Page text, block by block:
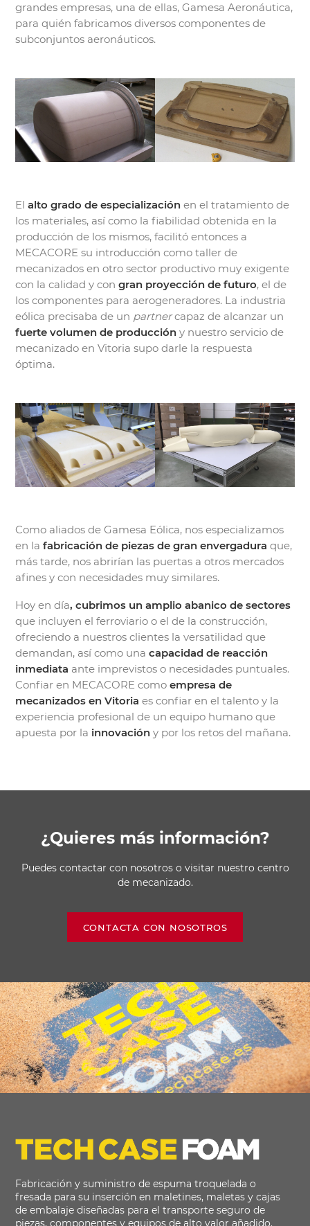
grandes empresas, una de ellas, Gamesa Aeronáutica,
para quién fabricamos diversos componentes de
subconjuntos aeronáuticos.
Elalto grado de especialización en el tratamiento de
los materiales, así como la fiabilidad obtenida en la
producción de los mismos, facilitó entonces a
MECACORE su introducción como taller de
mecanizados en otro sector productivo muy exigente
con la calidad y congran proyección de futuro, el de
los componentes para aerogeneradores. La industria
eólica precisaba de un partnercapaz de alcanzar un
fuerte volumen de producción y nuestro servicio de
mecanizado en Vitoria supo darle la respuesta
óptima.
Como aliados de Gamesa Eólica, nos especializamos
en lafabricación de piezas de gran envergaduraque,
más tarde, nos abrirían las puertas a otros mercados
afines y con necesidades muy similares.
Hoy en día, cubrimos un amplio abanico de sectores
que incluyen el ferroviario o el de la construcción,
ofreciendo a nuestros clientes la versatilidad que
demandan, así como unacapacidad de reacción
inmediata ante imprevistos o necesidades puntuales.
Confiar en MECACORE comoempresa de
mecanizados en Vitoriaes confiar en el talento y la
experiencia profesional de un equipo humano que
apuesta por la innovación y por los retos del mañana.
¿Quieres más información?
Puedes contactar con nosotros o visitar nuestro centro
de mecanizado.
CONTACTA CON NOSOTROS
Fabricación y suministro de espuma troquelada o
fresada para su inserción en maletines, maletas y cajas
de embalaje diseñadas para el transporte seguro de
piezas, componentes y equipos de alto valor añadido.